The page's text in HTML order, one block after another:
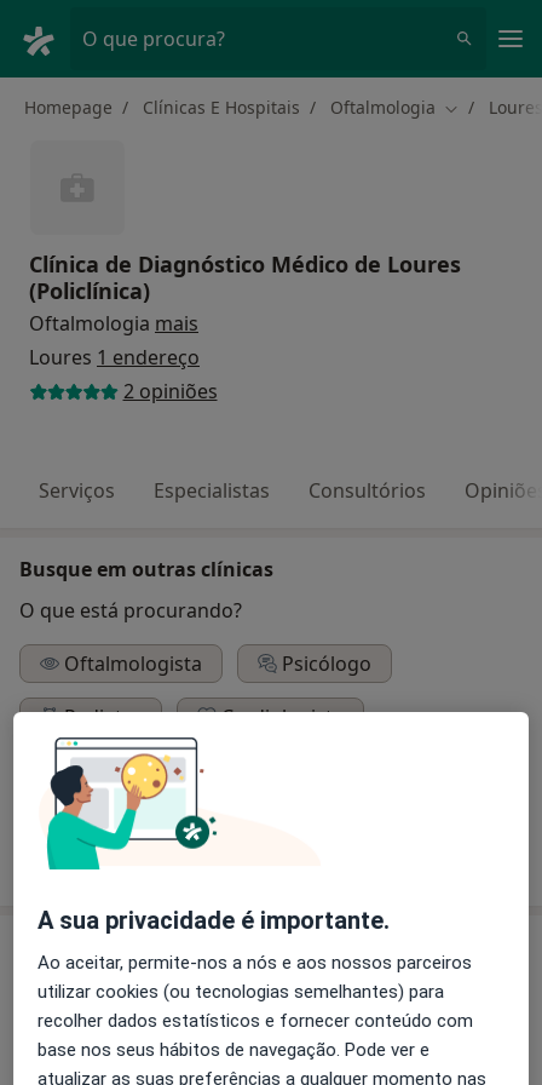
O que procura?
Homepage Clínicas E Hospitais Oftalmologia Mudar de
Loures
Clínica de Diagnóstico Médico de Loures
(Policlínica)
Oftalmologia mais
Loures 1 endereço
2 opiniões
Serviços Especialistas Consultórios
Busque em outras clínicas
O que está procurando?
Oftalmologista
Psicólogo
Pediatra
Cardiologista
Otorrino
Urologista
Pesquisar outra especialidade
Clínica geral
A sua privacidade é importante.
Ao aceitar, permite-nos a nós e aos nossos parceiros
utilizar cookies (ou tecnologias semelhantes) para
recolher dados estatísticos e fornecer conteúdo com
base nos seus hábitos de navegação. Pode ver e
atualizar as suas preferências a qualquer momento nas